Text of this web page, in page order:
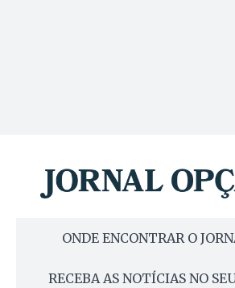
ONDE ENCONTRAR O
RECEBA AS NOTÍCIAS NO